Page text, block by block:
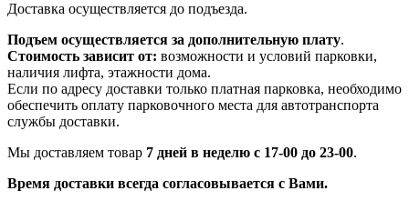
Доставка осуществляется до подъезда.
Подъем осуществляется за дополнительную плату.
Стоимость зависит от: возможности и условий парковки,
наличия лифта, этажности дома.
Если по адресу доставки только платная парковка, необходимо
обеспечить оплату парковочного места для автотранспорта
службы доставки.
Мы доставляем товар 7 дней в неделю с 17-00 до 23-00.
Время доставки всегда согласовывается с Вами.